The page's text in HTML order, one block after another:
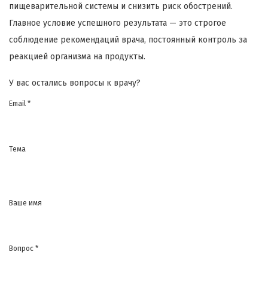
пищеварительной системы и снизить риск обострений.
Главное условие успешного результата — это строгое
соблюдение рекомендаций врача, постоянный контроль за
реакцией организма на продукты.
У вас остались вопросы к врачу?
Email *
Тема
Ваше имя
Вопрос *